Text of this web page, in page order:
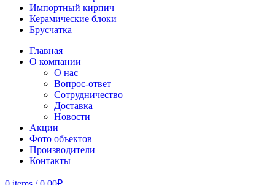
Импортный кирпич
Керамические блоки
Брусчатка
Главная
О компании
О нас
Вопрос-ответ
Сотрудничество
Доставка
Новости
Акции
Фото объектов
Производители
Контакты